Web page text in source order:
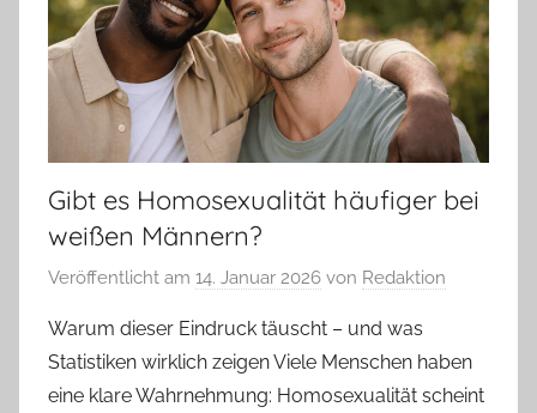
Gibt es Homosexualität häufiger bei
weißen Männern?
Veröffentlicht am 14. Januar 2026 von Redaktion
Warum dieser Eindruck täuscht – und was
Statistiken wirklich zeigen Viele Menschen haben
eine klare Wahrnehmung: Homosexualität scheint